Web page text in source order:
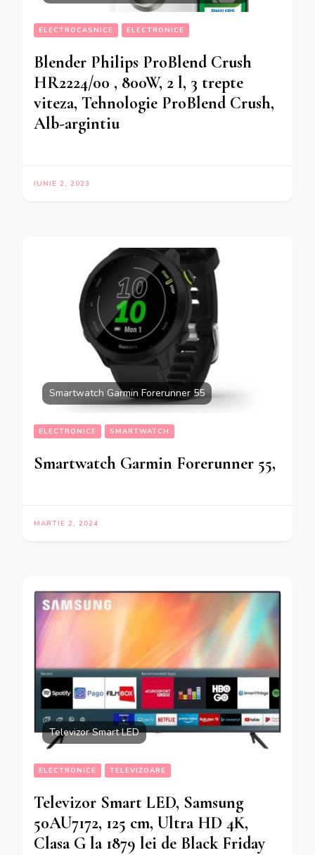
ELECTROCASNICE ELECTRONICE
Blender Philips ProBlend Crush
HR2224/00 , 800W, 2 l, 3 trepte
viteza, Tehnologie ProBlend Crush,
Alb-argintiu
IUNIE 2, 2023
Smartwatch Garmin Forerunner 55
ELECTRONICE SMARTWATCH
Smartwatch Garmin Forerunner 55,
MARTIE 2, 2024
Televizor Smart LED
ELECTRONICE TELEVIZOARE
Televizor Smart LED, Samsung
50AU7172, 125 cm, Ultra HD 4K,
Clasa G la 1879 lei de Black Friday